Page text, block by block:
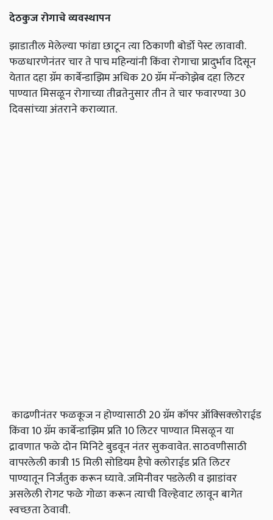
देठकुज रोगाचे व्यवस्थापन
झाडातील मेलेल्या फांद्या छाटून त्या ठिकाणी बोर्डो पेस्ट लावावी.
फळधारणेनंतर चार ते पाच महिन्यांनी किंवा रोगाचा प्रादुर्भाव दिसून
येतात दहा ग्रॅम कार्बेन्डाझिम अधिक 20 ग्रॅम मॅन्कोझेब दहा लिटर
पाण्यात मिसळून रोगाच्या तीव्रतेनुसार तीन ते चार फवारण्या 30
दिवसांच्या अंतराने कराव्यात.
काढणीनंतर फळकूज न होण्यासाठी 20 ग्रॅम कॉपर ऑक्‍सिक्‍लोराईड
किंवा 10 ग्रॅम कार्बेन्डाझिम प्रति 10 लिटर पाण्यात मिसळून या
द्रावणात फळे दोन मिनिटे बुडवून नंतर सुकवावेत. साठवणीसाठी
वापरलेली कात्री 15 मिली सोडियम हैपो क्लोराईड प्रति लिटर
पाण्यातून निर्जंतुक करून घ्यावे. जमिनीवर पडलेली व झाडांवर
असलेली रोगट फळे गोळा करून त्याची विल्हेवाट लावून बागेत
स्वच्छता ठेवावी.